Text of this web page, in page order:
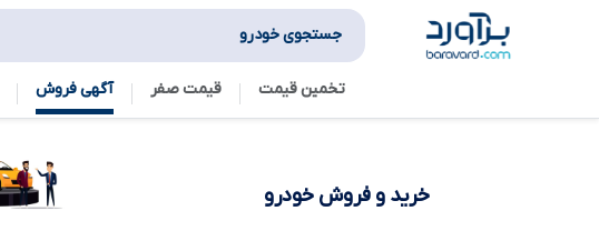
جستجوی خودرو
تخمین قیمت قیمت صفر آگهی فروش
خرید و فروش خودرو